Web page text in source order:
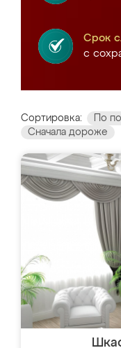
Срок
с
Сортировка: По
Сначала дороже